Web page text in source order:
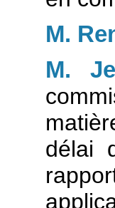
M.
M.
délai